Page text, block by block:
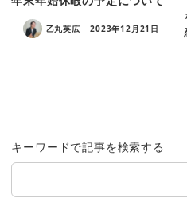
乙丸英広 2023年12月21日
キーワードで記事を検索する